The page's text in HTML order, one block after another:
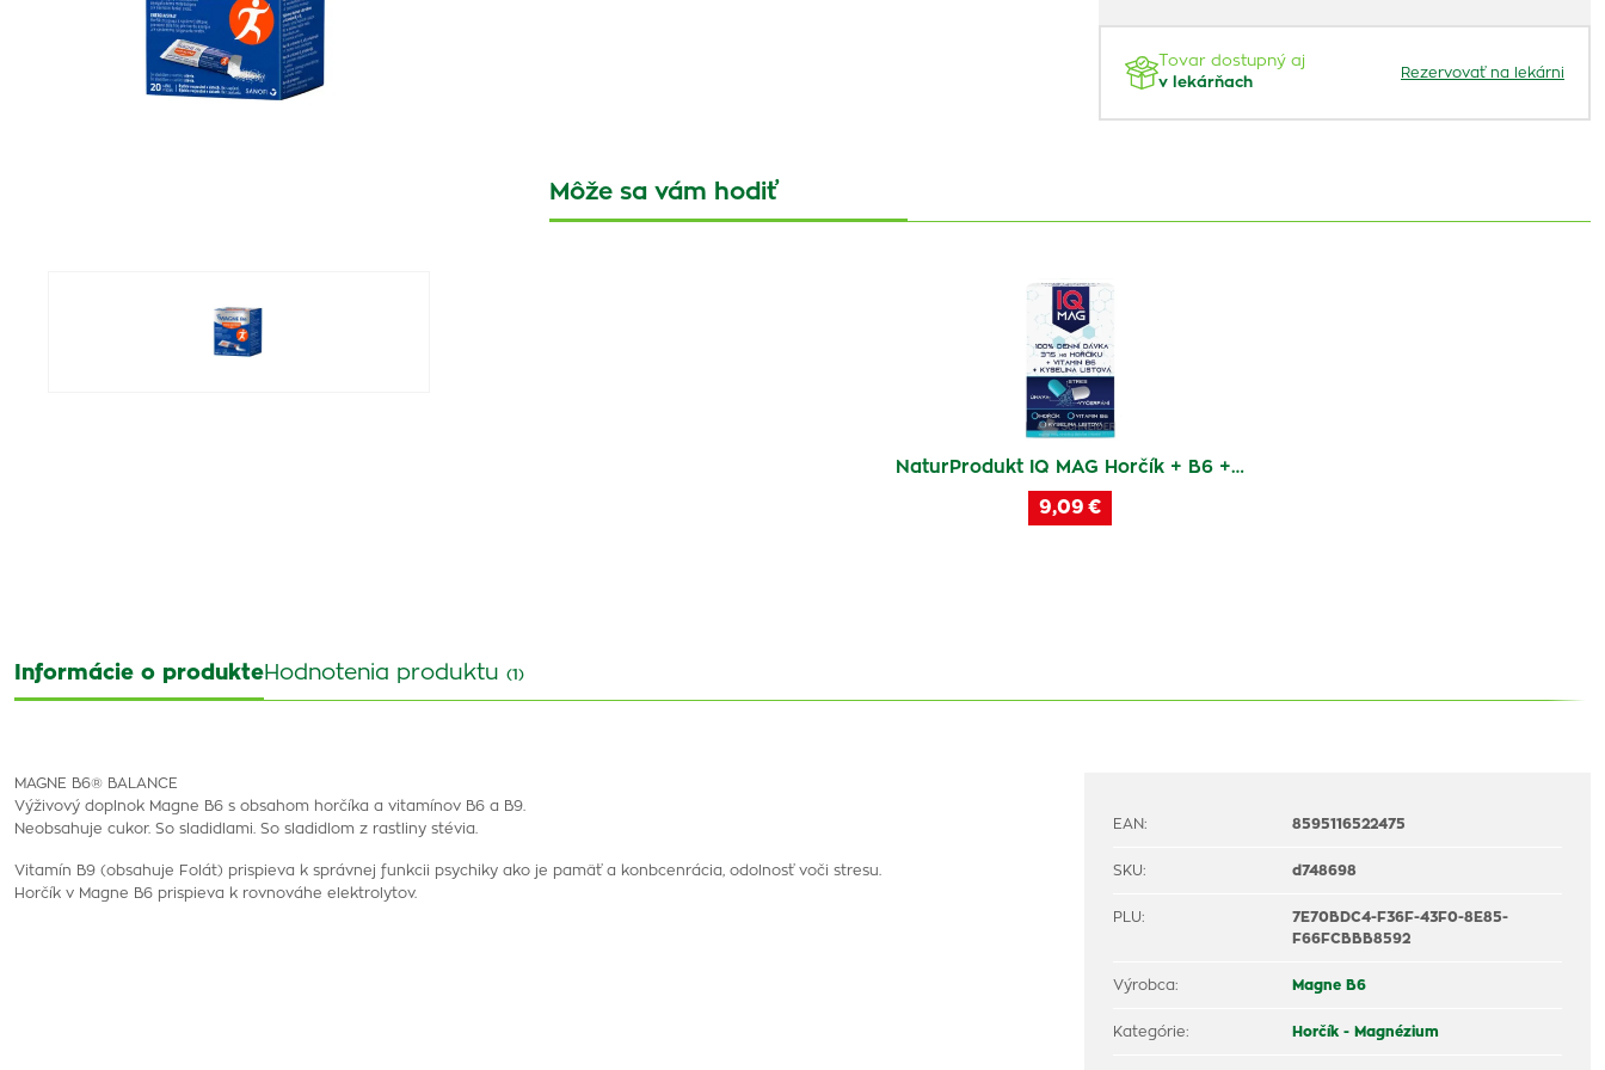
Tovar dostupný aj
v lekárňach
Rezervovať na lekárni
Môže sa vám hodiť
NaturProdukt IQ MAG Horčík + B6 +…
9,09 €
Informácie o produkteHodnotenia produktu (1)
MAGNE B6® BALANCE
Výživový doplnok Magne B6 s obsahom horčíka a vitamínov B6 a B9.
Neobsahuje cukor. So sladidlami. So sladidlom z rastliny stévia.
Vitamín B9 (obsahuje Folát) prispieva k správnej funkcii psychiky ako je pamäť a konbcenrácia, odolnosť voči stresu.
Horčík v Magne B6 prispieva k rovnováhe elektrolytov.
EAN: 8595116522475
SKU: d748698
PLU:
7E70BDC4-F36F-43F0-8E85-
F66FCBBB8592
Výrobca: Magne B6
Kategórie: Horčík - Magnézium